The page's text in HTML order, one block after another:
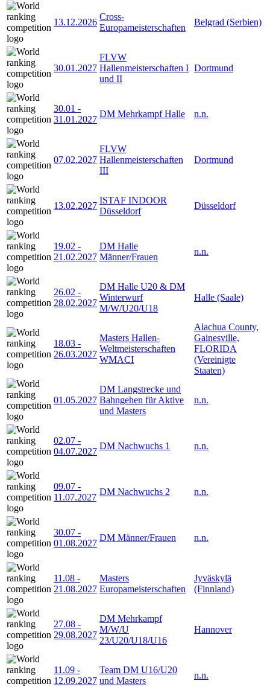
13.12.2026
Cross-
Europameisterschaften
Belgrad (Serbien)
30.01.2027
FLVW
Hallenmeisterschaften I
und II
Dortmund
30.01 -
31.01.2027
DM Mehrkampf Halle n.n.
07.02.2027
FLVW
Hallenmeisterschaften
III
Dortmund
13.02.2027
ISTAF INDOOR
Düsseldorf
Düsseldorf
19.02 -
21.02.2027
DM Halle
Männer/Frauen
n.n.
26.02 -
28.02.2027
DM Halle U20 & DM
Winterwurf
M/W/U20/U18
Halle (Saale)
18.03 -
26.03.2027
Masters Hallen-
Weltmeisterschaften
WMACI
Alachua County,
Gainesville,
FLORIDA
(Vereinigte
Staaten)
01.05.2027
DM Langstrecke und
Bahngehen für Aktive
und Masters
n.n.
02.07 -
04.07.2027
DM Nachwuchs 1 n.n.
09.07 -
11.07.2027
DM Nachwuchs 2 n.n.
30.07 -
01.08.2027
DM Männer/Frauen n.n.
11.08 -
21.08.2027
Masters
Europameisterschaften
Jyväskylä
(Finnland)
27.08 -
29.08.2027
DM Mehrkampf
M/W/U
23/U20/U18/U16
Hannover
11.09 -
12.09.2027
Team DM U16/U20
und Masters
n.n.